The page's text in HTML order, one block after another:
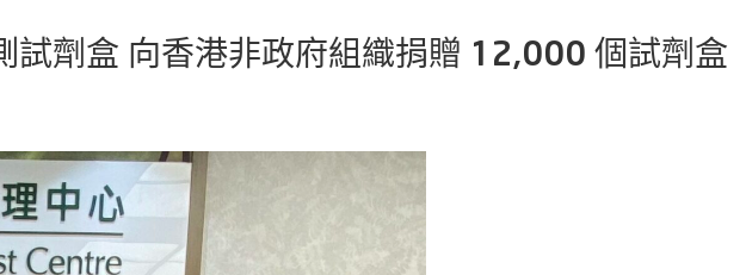
試劑盒 向香港非政府組織捐贈 12,000 個試劑盒